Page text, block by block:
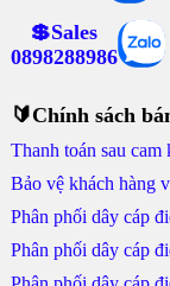
💲Sales
0898288986
🔰Chính sách
Thanh toán sau cam
Bảo vệ khách hàng
Phân phối dây cáp
Phân phối dây cáp